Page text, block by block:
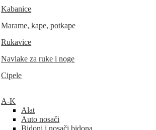
Kabanice
Marame, kape, potkape
Rukavice
Navlake za ruke i noge
Cipele
A-K
Alat
Auto nosači
Bidoni i nosači bidona